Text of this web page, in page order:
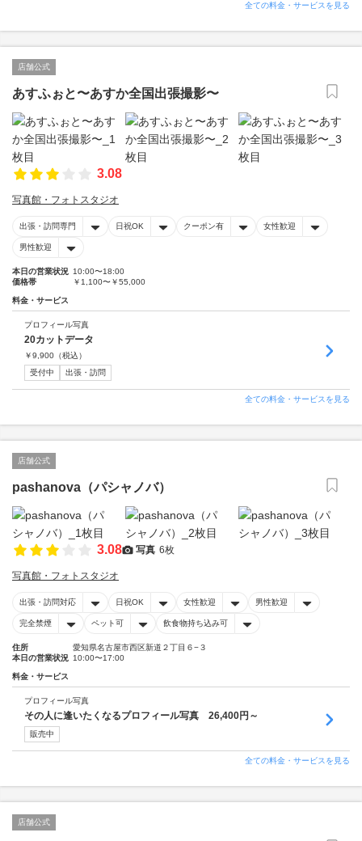
全ての料金・サービスを見る
店舗公式
あすふぉと〜あすか全国出張撮影〜
3.08
写真館・フォトスタジオ
出張・訪問専門 日祝OK クーポン有 女性歓迎
男性歓迎
本日の営業状況 10:00〜18:00
価格帯
￥1,100〜￥55,000
料金・サービス
プロフィール写真
20カットデータ
￥9,900 （税込）
受付中
出張・訪問
全ての料金・サービスを見る
店舗公式
pashanova（パシャノバ）
3.08 写真 6枚
写真館・フォトスタジオ
出張・訪問対応 日祝OK 女性歓迎 男性歓迎
完全禁煙 ペット可 飲食物持ち込み可
住所
愛知県名古屋市西区新道２丁目６−３
本日の営業状況 10:00〜17:00
料金・サービス
プロフィール写真
その人に逢いたくなるプロフィール写真 26,400円～
販売中
全ての料金・サービスを見る
店舗公式